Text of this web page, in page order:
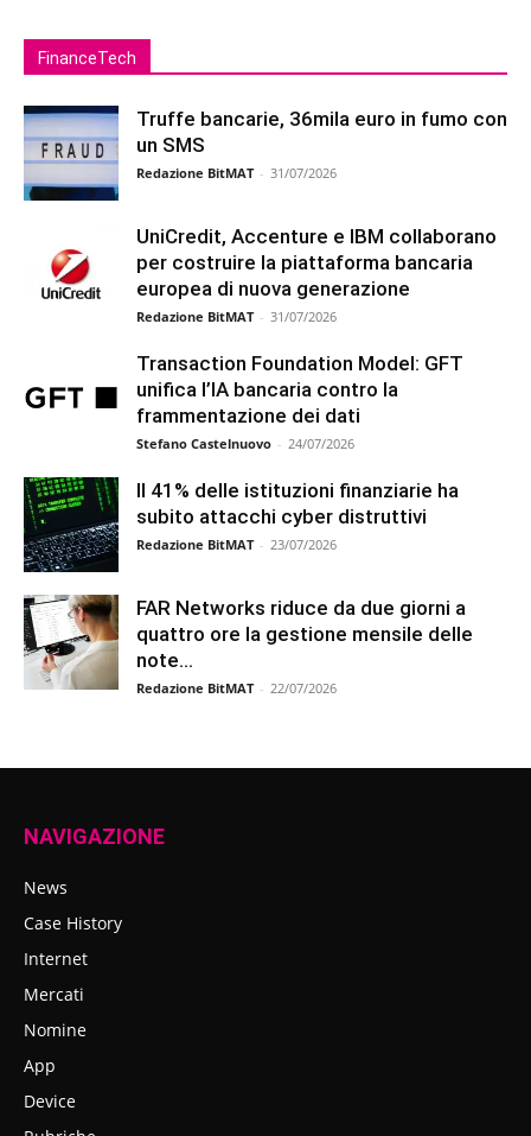
FinanceTech
Truffe bancarie, 36mila euro in fumo con
un SMS
Redazione BitMAT - 31/07/2026
UniCredit, Accenture e IBM collaborano
per costruire la piattaforma bancaria
europea di nuova generazione
Redazione BitMAT - 31/07/2026
Transaction Foundation Model: GFT
unifica l’IA bancaria contro la
frammentazione dei dati
Stefano Castelnuovo - 24/07/2026
Il 41% delle istituzioni finanziarie ha
subito attacchi cyber distruttivi
Redazione BitMAT - 23/07/2026
FAR Networks riduce da due giorni a
quattro ore la gestione mensile delle
note...
Redazione BitMAT - 22/07/2026
NAVIGAZIONE
News
Case History
Internet
Mercati
Nomine
App
Device